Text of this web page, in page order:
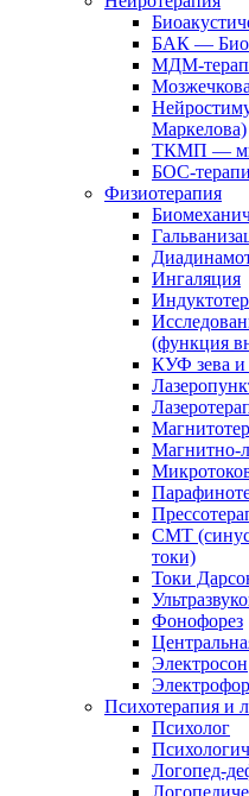
БАК —
МДМ-
Маркелова)
ТКМП —
БОС-
Физиотерапия
Ингаляция
(функция
КУФ зева и
Магнитно-
СМТ
токи)
Токи
Фонофорез
Электросон
Психотерапия и
Психолог
Логопед-